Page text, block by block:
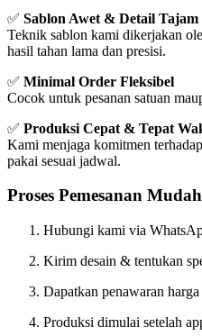
✅ Sablon Awet & Detail Tajam
Teknik sablon kami dikerjakan
hasil tahan lama dan presisi.
✅ Minimal Order Fleksibel
Cocok untuk pesanan satuan
✅ Produksi Cepat & Tepat
Kami menjaga komitmen
pakai sesuai jadwal.
Proses Pemesanan Mudah
Hubungi kami via
Kirim desain & tentukan
Dapatkan penawaran
Produksi dimulai setelah